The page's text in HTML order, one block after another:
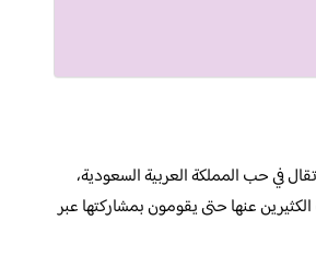
في حب المملكة العربية السعودية،
عنها حتى يقومون بمشاركتها عبر